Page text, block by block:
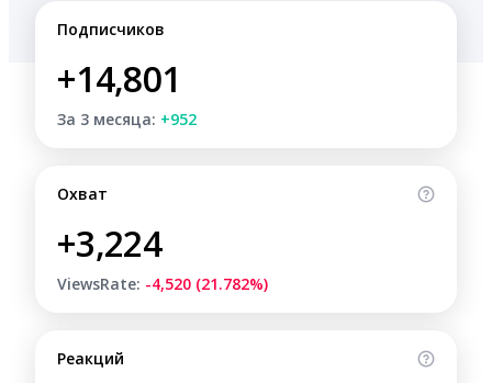
Подписчиков
+14,801
За 3 месяца: +952
Охват
+3,224
ViewsRate: -4,520 (21.782%)
Реакций